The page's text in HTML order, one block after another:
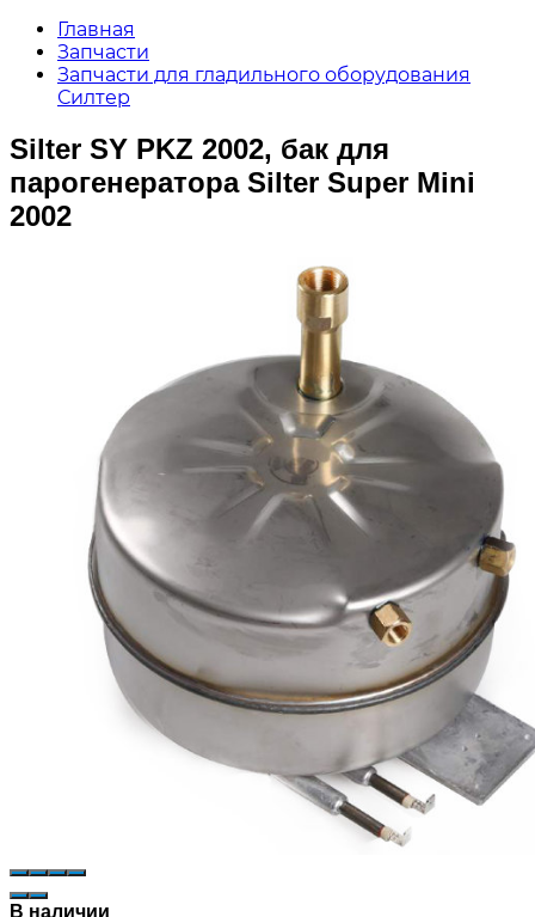
Главная
Запчасти
Запчасти для гладильного оборудования
Силтер
Silter SY PKZ 2002, бак для
парогенератора Silter Super Mini
2002
В наличии